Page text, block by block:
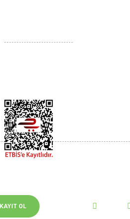
KAYIT OL